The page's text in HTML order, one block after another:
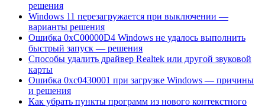
решения
Windows 11 перезагружается при выключении —
варианты решения
Ошибка 0xC00000D4 Windows не удалось выполнить
быстрый запуск — решения
Способы удалить драйвер Realtek или другой звуковой
карты
Ошибка 0xc0430001 при загрузке Windows — причины
и решения
Как убрать пункты программ из нового контекстного